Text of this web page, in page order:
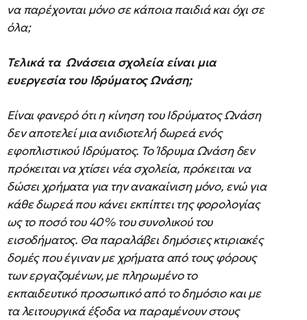
να παρέχονται μόνο σε κάποια παιδιά και όχι σε
όλα;
Τελικά τα Ωνάσεια σχολεία είναι μια
ευεργεσία του Ιδρύματος Ωνάση;
Είναι φανερό ότι η κίνηση του Ιδρύματος Ωνάση
δεν αποτελεί μια ανιδιοτελή δωρεά ενός
εφοπλιστικού Ιδρύματος. Το Ίδρυμα Ωνάση δεν
πρόκειται να χτίσει νέα σχολεία, πρόκειται να
δώσει χρήματα για την ανακαίνιση μόνο, ενώ για
κάθε δωρεά που κάνει εκπίπτει της φορολογίας
ως το ποσό του 40% του συνολικού του
εισοδήματος. Θα παραλάβει δημόσιες κτιριακές
δομές που έγιναν με χρήματα από τους φόρους
των εργαζομένων, με πληρωμένο το
εκπαιδευτικό προσωπικό από το δημόσιο και με
τα λειτουργικά έξοδα να παραμένουν στους